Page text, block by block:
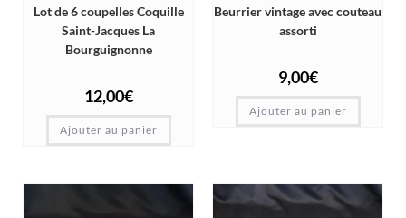
Lot de 6 coupelles Coquille
Saint-Jacques La
Bourguignonne
12,00€
Ajouter au panier
Beurrier vintage avec couteau
assorti
9,00€
Ajouter au panier